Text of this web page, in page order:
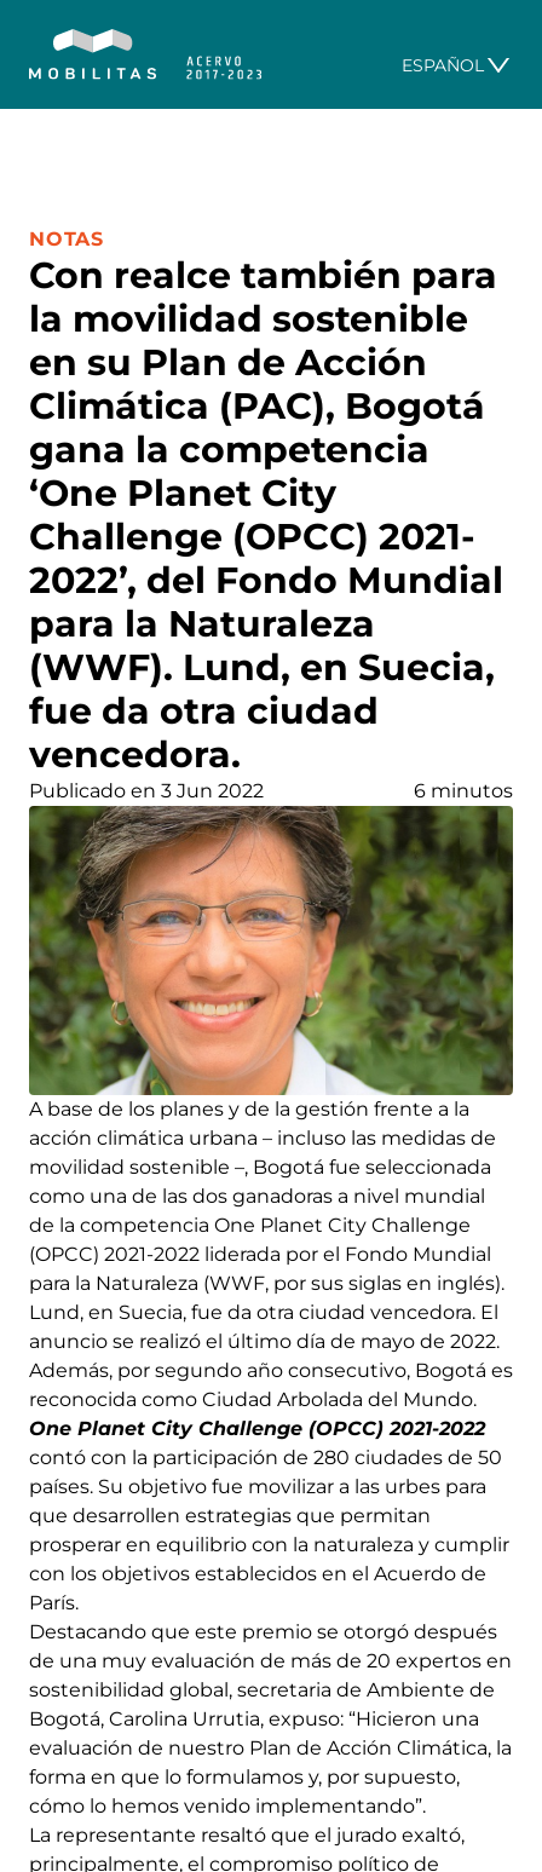
ESPAÑOL
Con realce también para
la movilidad sostenible
en su Plan de Acción
Climática (PAC), Bogotá
gana la competencia
‘One Planet City
Challenge (OPCC) 2021-
2022’, del Fondo Mundial
para la Naturaleza
(WWF). Lund, en Suecia,
fue da otra ciudad
vencedora.
CATEGORÍA:
NOTAS
Publicado en 3 Jun 2022 6 minutos
A base de los planes y de la gestión frente a la
acción climática urbana – incluso las medidas de
movilidad sostenible –, Bogotá fue seleccionada
como una de las dos ganadoras a nivel mundial
de la competencia One Planet City Challenge
(OPCC) 2021-2022 liderada por el Fondo Mundial
para la Naturaleza (WWF, por sus siglas en inglés).
Lund, en Suecia, fue da otra ciudad vencedora. El
anuncio se realizó el último día de mayo de 2022.
Además, por segundo año consecutivo, Bogotá es
reconocida como Ciudad Arbolada del Mundo.
One Planet City Challenge (OPCC) 2021-2022
contó con la participación de 280 ciudades de 50
países. Su objetivo fue movilizar a las urbes para
que desarrollen estrategias que permitan
prosperar en equilibrio con la naturaleza y cumplir
con los objetivos establecidos en el Acuerdo de
París.
Destacando que este premio se otorgó después
de una muy evaluación de más de 20 expertos en
sostenibilidad global, secretaria de Ambiente de
Bogotá, Carolina Urrutia, expuso: “Hicieron una
evaluación de nuestro Plan de Acción Climática, la
forma en que lo formulamos y, por supuesto,
cómo lo hemos venido implementando”.
La representante resaltó que el jurado exaltó,
principalmente, el compromiso político de